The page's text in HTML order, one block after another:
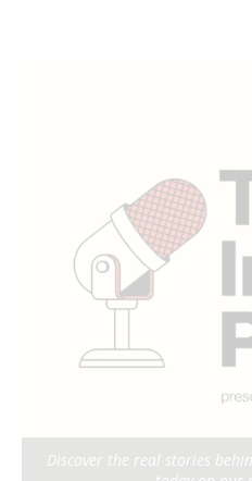
Discover the real stories